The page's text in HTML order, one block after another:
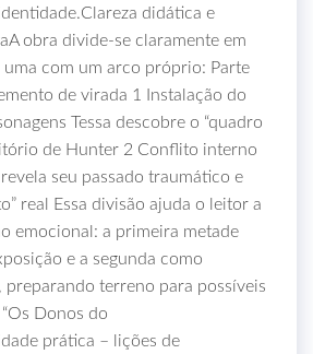
didática e
obra divide‑se claramente em
uma com um arco próprio: Parte
de virada 1 Instalação do
Tessa descobre o “quadro
de Hunter 2 Conflito interno
seu passado traumático e
real Essa divisão ajuda o leitor a
emocional: a primeira metade
e a segunda como
preparando terreno para possíveis
Donos do
prática – lições de